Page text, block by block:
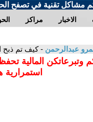
مشاكل تقنية في تصفح
مراكز الاخبار
عبدالرحمن - كيف تم ذبح
وتبرعاتكن المالية
استمرارية